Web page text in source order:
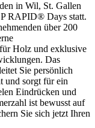
in Wil, St. Gallen
RAPID® Days statt.
über 200
Holz und exklusive
Das
Sie persönlich
und sorgt für ein
Eindrücken und
ist bewusst auf
Sie sich jetzt Ihren